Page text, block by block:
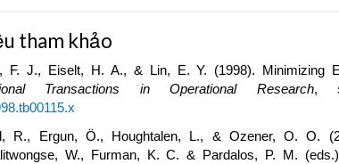
tham khảo
F. J., Eiselt, H. A., & Lin, E. Y. (1998). Minimizing
Transactions in Operational Research,
R., Ergun, Ö., Houghtalen, L., & Ozener, O. O.
W., Furman, K. C. & Pardalos, P. M.